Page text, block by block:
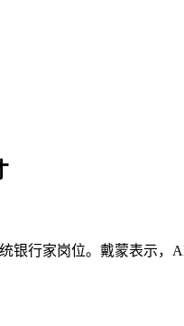
银行家岗位。戴蒙表示